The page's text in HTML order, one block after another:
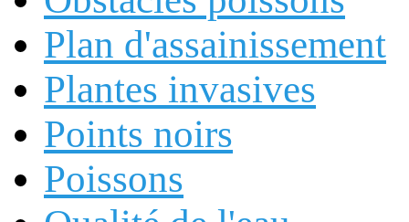
Plan d'assainissement
Plantes invasives
Points noirs
Poissons